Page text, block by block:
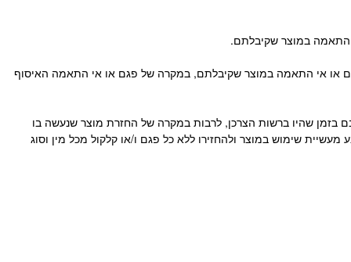
התאמה במוצר שקיבלתם.
למעט במקרים שיש פגם או אי התאמה במוצר שקיבלתם, במקרה של פגם או אי התאמה האיסוף
שהיו ברשות הצרכן, לרבות במקרה של החזרת מוצר שנעשה בו
שימוש במוצר ולהחזירו ללא כל פגם ו/או קלקול מכל מין וסוג